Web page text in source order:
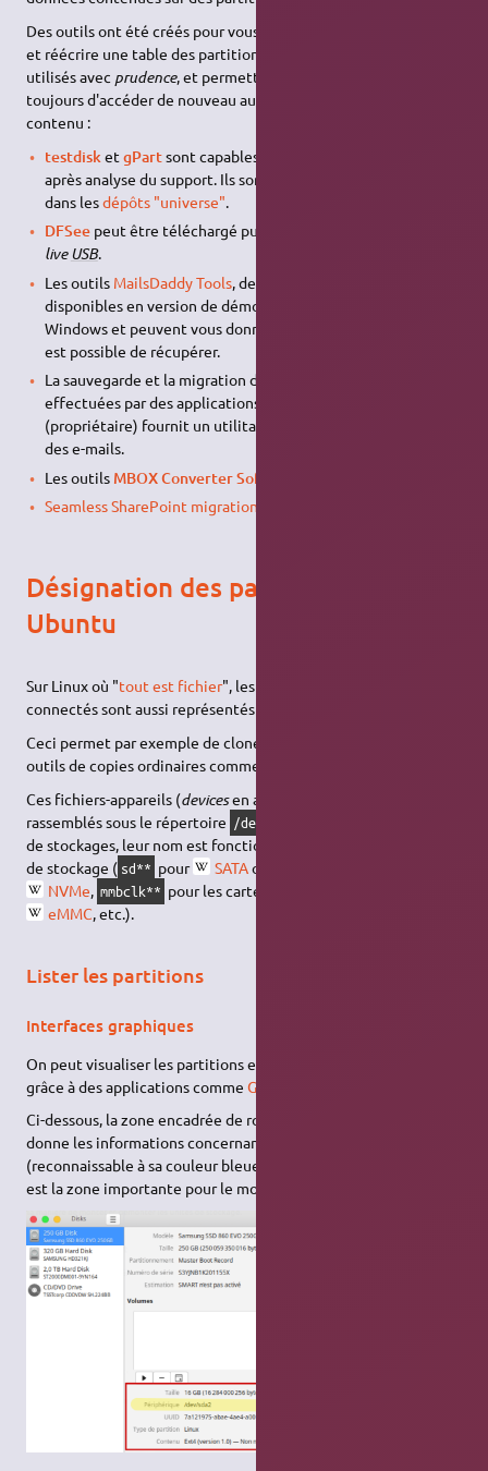
Des outils ont été créés pour vous permettre de reconstruire
et réécrire une table des partitions saine. Ils doivent être
utilisés avec prudence, et permettront souvent mais pas
toujours d'accéder de nouveau aux partitions et donc à leur
contenu :
testdisk et gPartsont capables de retrouver les partitions
après analyse du support. Ils sont tous les deux disponibles
dans lesdépôts "universe".
DFSeepeut être téléchargé puis exécuté depuis une session
live USB.
Les outils MailsDaddy Tools, des logiciels propriétaires
disponibles en version de démonstration, fonctionnent sous
Windows et peuvent vous donner une idée des données qu'il
est possible de récupérer.
La sauvegarde et la migration des
effectuées par des applications dédiées.
(propriétaire) fournit un utilitaire Windows pour la gestion
des e-mails.
Les outils MBOX Converter Software
Seamless SharePoint migration
Désignation des partitions sur
Ubuntu
Sur Linux où "tout est fichier", les appareils matériels
connectés sont aussi représentés par des fichiers.
Ceci permet par exemple de cloner des partitions avec des
outils de copies ordinaires comme
Ces fichiers-appareils (devicesen anglais) sont
rassemblés sous le répertoire /dev
de stockages, leur nom est fonction du type de connexion ou
de stockage ( sd** pour SATAou
NVMe, mmbclk** pour les cartes
eMMC, etc.).
Lister les partitions
Interfaces graphiques
On peut visualiser les partitions et obtenir leurs
grâce à des applications commeGNOME Disques
Ci-dessous, la zone encadrée de rouge dans
donne les informations concernant la partition
(reconnaissable à sa couleur bleue). La ligne surlignée en jaune
est la zone importante pour le montage (